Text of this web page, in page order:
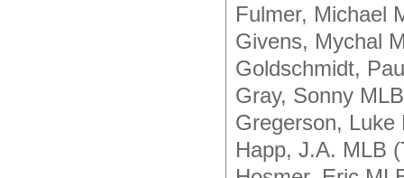
Fulmer, Michael
Givens, Mychal
Goldschmidt,
Gray, Sonny
Gregerson, Luke
Happ, J.A. MLB